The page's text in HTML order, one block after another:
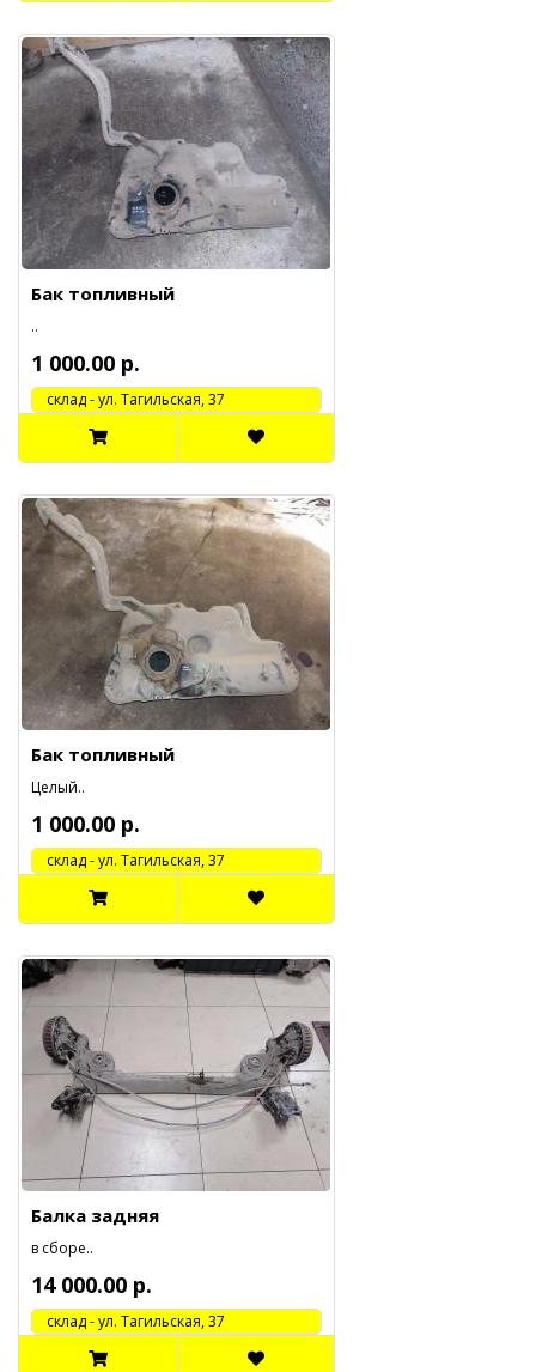
Бак топливный
..
1 000.00 р.
cклад - ул. Тагильская, 37
Бак топливный
Целый..
1 000.00 р.
cклад - ул. Тагильская, 37
Балка задняя
в сборе..
14 000.00 р.
cклад - ул. Тагильская, 37